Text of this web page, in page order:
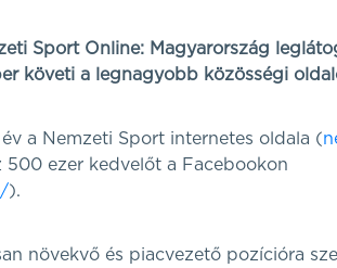
Sport Online: Magyarország
követi a legnagyobb közösségi
a Nemzeti Sport internetes oldala (
500 ezer kedvelőt a Facebookon
).
növekvő és piacvezető pozícióra